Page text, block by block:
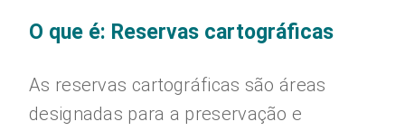
O que é: Reservas cartográficas
As reservas cartográficas são áreas
designadas para a preservação e